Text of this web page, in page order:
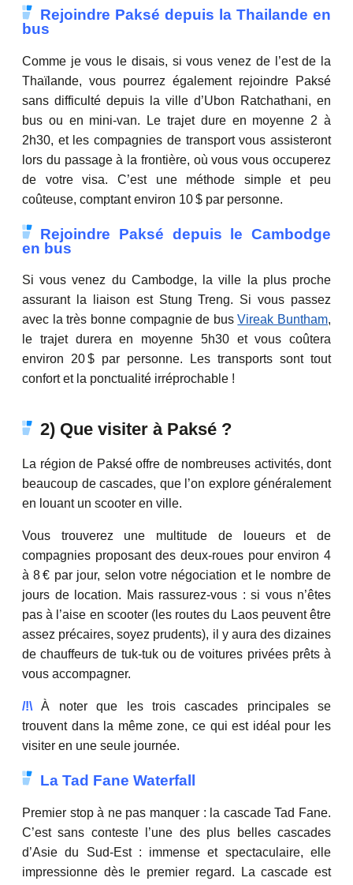
Rejoindre Paksé depuis la Thailande en
bus
Comme je vous le disais, si vous venez de l’est de la
Thaïlande, vous pourrez également rejoindre Paksé
sans difficulté depuis la ville d’Ubon Ratchathani, en
bus ou en mini‑van. Le trajet dure en moyenne 2 à
2h30, et les compagnies de transport vous assisteront
lors du passage à la frontière, où vous vous occuperez
de votre visa. C’est une méthode simple et peu
coûteuse, comptant environ 10 $ par personne.
Rejoindre Paksé depuis le Cambodge
en bus
Si vous venez du Cambodge, la ville la plus proche
assurant la liaison est Stung Treng. Si vous passez
avec la très bonne compagnie de busVireak Buntham,
le trajet durera en moyenne 5h30 et vous coûtera
environ 20 $ par personne. Les transports sont tout
confort et la ponctualité irréprochable !
2) Que visiter à Paksé ?
La région de Paksé offre de nombreuses activités, dont
beaucoup de cascades, que l’on explore généralement
en louant un scooter en ville.
Vous trouverez une multitude de loueurs et de
compagnies proposant des deux-roues pour environ 4
à 8 € par jour, selon votre négociation et le nombre de
jours de location. Mais rassurez-vous : si vous n’êtes
pas à l’aise en scooter (les routes du Laos peuvent être
assez précaires, soyez prudents), il y aura des dizaines
de chauffeurs de tuk‑tuk ou de voitures privées prêts à
vous accompagner.
/!\À noter que les trois cascades principales se
trouvent dans la même zone, ce qui est idéal pour les
visiter en une seule journée.
La Tad Fane Waterfall
Premier stop à ne pas manquer : la cascade Tad Fane.
C’est sans conteste l’une des plus belles cascades
d’Asie du Sud-Est : immense et spectaculaire, elle
impressionne dès le premier regard. La cascade est